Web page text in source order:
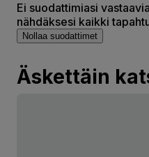
Ei suodattimiasi
nähdäksesi kaikki
Nollaa suodattimet
Äskettäin